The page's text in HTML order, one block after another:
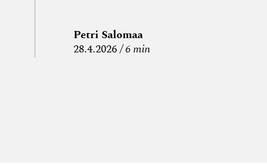
Petri Salomaa
28.4.2026 6 min